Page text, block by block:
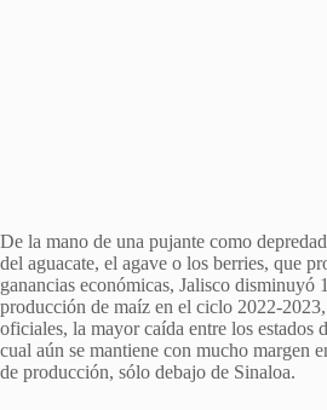
De la mano de una pujante como
del aguacate, el agave o los berries, que
ganancias económicas, Jalisco disminuyó
producción de maíz en el ciclo 2022-
oficiales, la mayor caída entre los estados
cual aún se mantiene con mucho margen
de producción, sólo debajo de Sinaloa.